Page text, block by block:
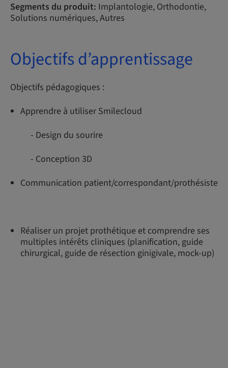
Segments du produit: Implantologie, Orthodontie,
Solutions numériques, Autres
Objectifs d’apprentissage
Objectifs pédagogiques :
Apprendre à utiliser Smilecloud
- Design du sourire
- Conception 3D
Communication patient/correspondant/prothésiste
Réaliser un projet prothétique et comprendre ses
multiples intérêts cliniques (planification, guide
chirurgical, guide de résection ginigivale, mock-up)